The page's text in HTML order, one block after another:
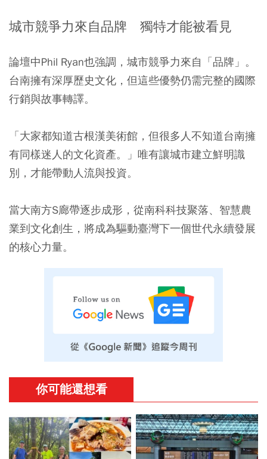
城市競爭力來自品牌 獨特才能被看見
論壇中Phil Ryan也強調，城市競爭力來自「品牌」。
台南擁有深厚歷史文化，但這些優勢仍需完整的國際
行銷與故事轉譯。
「大家都知道古根漢美術館，但很多人不知道台南擁
有同樣迷人的文化資產。」唯有讓城市建立鮮明識
別，才能帶動人流與投資。
當大南方S廊帶逐步成形，從南科科技聚落、智慧農
業到文化創生，將成為驅動臺灣下一個世代永續發展
的核心力量。